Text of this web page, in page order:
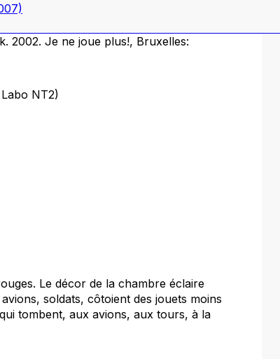
2002. Je ne joue plus!, Bruxelles:
NT2)
Le décor de la chambre éclaire
soldats, côtoient des jouets moins
tombent, aux avions, aux tours, à la